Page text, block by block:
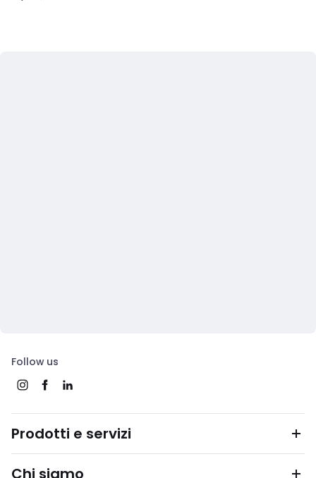
Follow us
Prodotti e servizi
Chi siamo